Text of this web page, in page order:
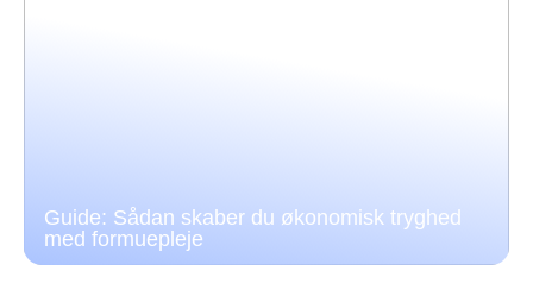
Guide: Sådan skaber du økonomisk tryghed
med formuepleje